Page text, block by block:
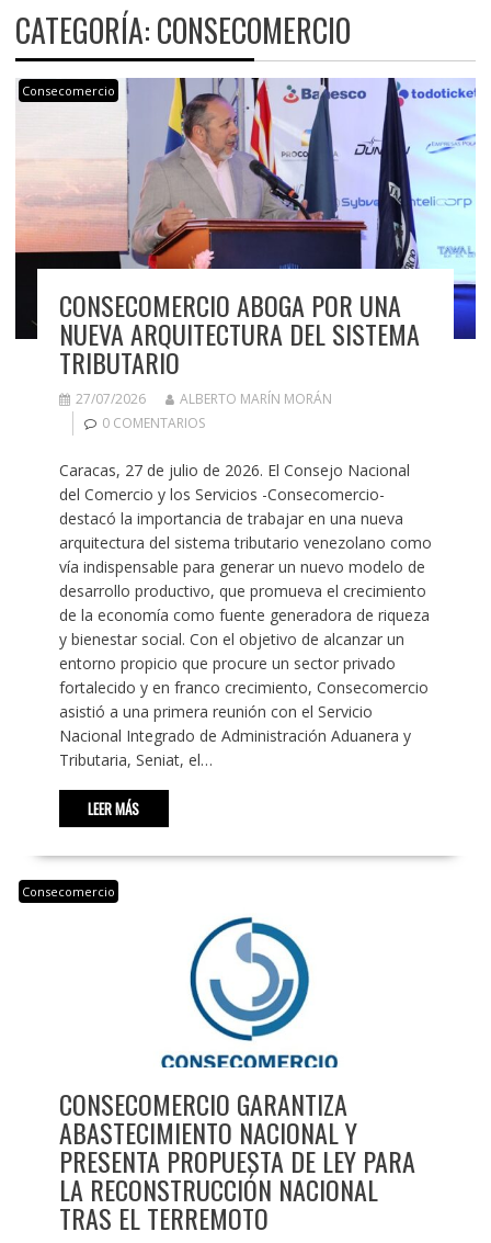
CATEGORÍA:CONSECOMERCIO
Consecomercio
CONSECOMERCIO ABOGA POR UNA
NUEVA ARQUITECTURA DEL SISTEMA
TRIBUTARIO
27/07/2026
ALBERTO MARÍN MORÁN
0 COMENTARIOS
Caracas, 27 de julio de 2026. El Consejo Nacional
del Comercio y los Servicios -Consecomercio-
destacó la importancia de trabajar en una nueva
arquitectura del sistema tributario venezolano como
vía indispensable para generar un nuevo modelo de
desarrollo productivo, que promueva el crecimiento
de la economía como fuente generadora de riqueza
y bienestar social. Con el objetivo de alcanzar un
entorno propicio que procure un sector privado
fortalecido y en franco crecimiento, Consecomercio
asistió a una primera reunión con el Servicio
Nacional Integrado de Administración Aduanera y
Tributaria, Seniat, el…
LEER MÁS
Consecomercio
CONSECOMERCIO GARANTIZA
ABASTECIMIENTO NACIONAL Y
PRESENTA PROPUESTA DE LEY PARA
LA RECONSTRUCCIÓN NACIONAL
TRAS EL TERREMOTO